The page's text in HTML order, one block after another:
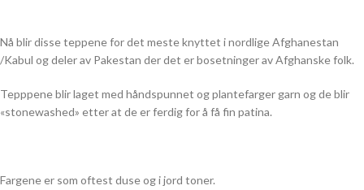
Nå blir disse teppene for det meste knyttet i nordlige Afghanestan
/Kabul og deler av Pakestan der det er bosetninger av Afghanske folk.
Tepppene blir laget med håndspunnet og plantefarger garn og de blir
«stonewashed» etter at de er ferdig for å få fin patina.
Fargene er som oftest duse og i jord toner.